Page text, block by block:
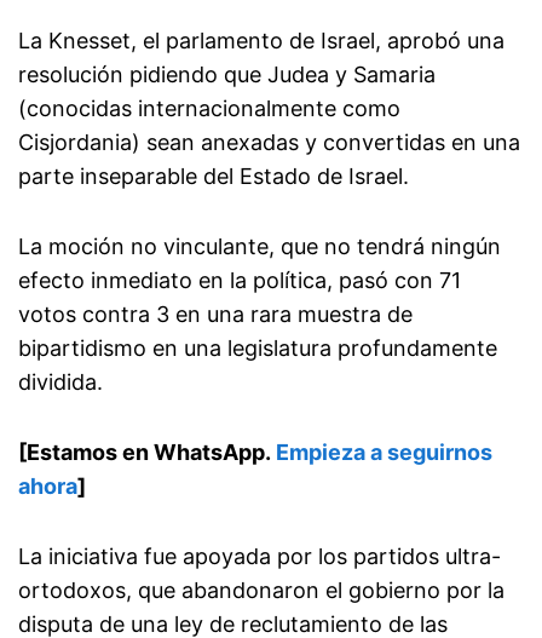
La Knesset, el parlamento de Israel, aprobó una
resolución pidiendo que Judea y Samaria
(conocidas internacionalmente como
Cisjordania) sean anexadas y convertidas en una
parte inseparable del Estado de Israel.
La moción no vinculante, que no tendrá ningún
efecto inmediato en la política, pasó con 71
votos contra 3 en una rara muestra de
bipartidismo en una legislatura profundamente
dividida.
[Estamos en WhatsApp. Empieza a seguirnos
ahora]
La iniciativa fue apoyada por los partidos ultra-
ortodoxos, que abandonaron el gobierno por la
disputa de una ley de reclutamiento de las